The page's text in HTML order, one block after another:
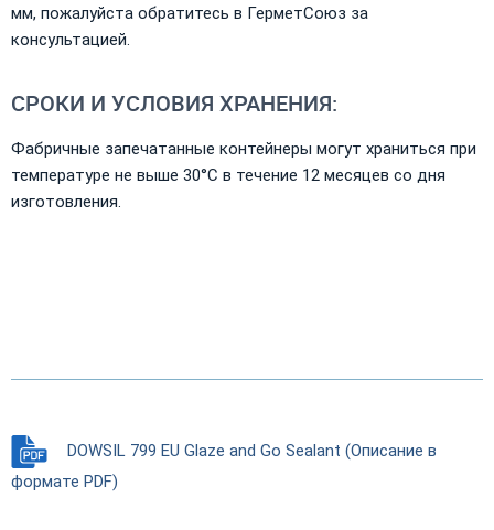
мм, пожалуйста обратитесь в ГерметСоюз за
консультацией.
СРОКИ И УСЛОВИЯ ХРАНЕНИЯ:
Фабричные запечатанные контейнеры могут храниться при
температуре не выше 30°С в течение 12 месяцев со дня
изготовления.
DOWSIL 799 EU Glaze and Go Sealant (Описание в
формате PDF)